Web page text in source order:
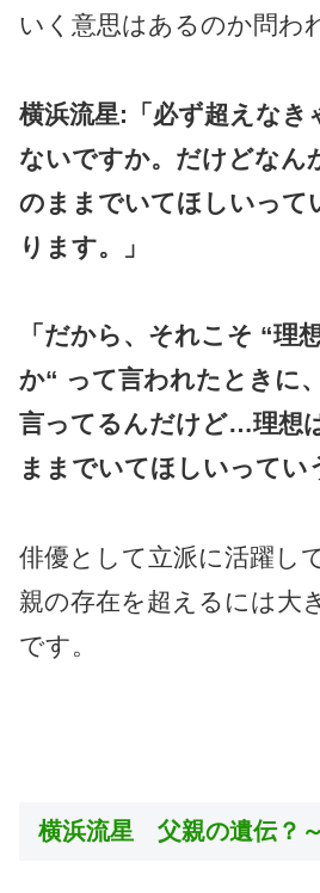
いく意思はあるのか問わ
横浜流星:「必ず超えなき
ないですか。だけどな
のままでいてほしいって
ります。」
「だから、それこそ “理
か“ って言われたときに
言ってるんだけど…理想
ままでいてほしいってい
俳優として立派に活躍し
親の存在を超えるには大
です。
横浜流星 父親の遺伝？